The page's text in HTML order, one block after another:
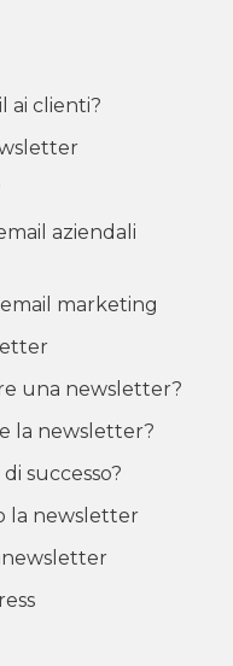
ai clienti?
aziendali
marketing
una newsletter?
la newsletter?
successo?
la newsletter